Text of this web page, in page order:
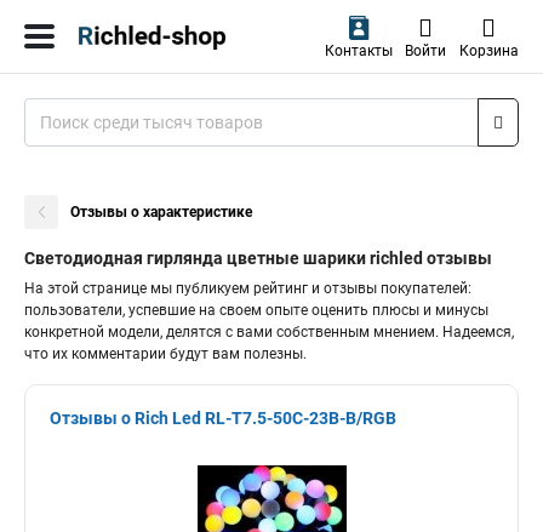
Контакты Войти Корзина
Отзывы о характеристике
Светодиодная гирлянда цветные шарики richled отзывы
На этой странице мы публикуем рейтинг и отзывы покупателей:
пользователи, успевшие на своем опыте оценить плюсы и минусы
конкретной модели, делятся с вами собственным мнением. Надеемся,
что их комментарии будут вам полезны.
Отзывы о Rich Led RL-T7.5-50C-23B-B/RGB